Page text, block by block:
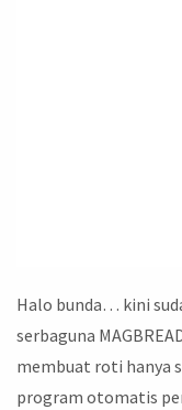
Halo bunda… kini
serbaguna
membuat roti hanya
program otomatis